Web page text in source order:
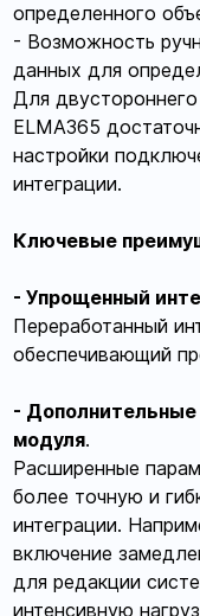
определенного
- Возможность
данных для
Для
ELMA365
настройки
интеграции.
Ключевые
- Упрощенный
Переработанный
обеспечивающий
-
модуля.
Расширенные
более точную и
интеграции.
включение
для редакции
интенсивную